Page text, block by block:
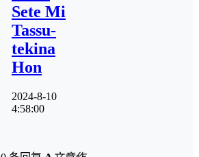
Sete Mi
Tassu-
tekina
Hon
2024-8-10
4:58:00